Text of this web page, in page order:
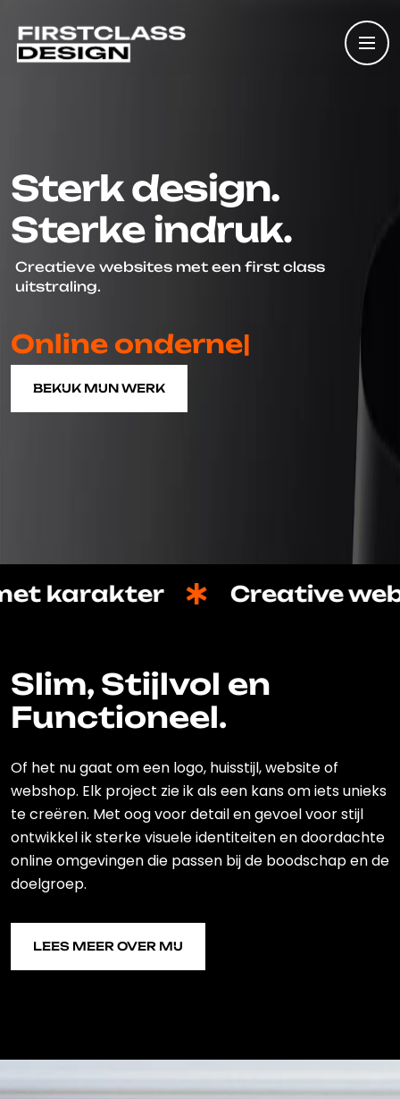
Sterk design.
Sterke indruk.
Creatieve websites met een first class
uitstraling.
Online o|
BEKIJK MIJN WERK
karakter Creative
Slim, Stijlvol en
Functioneel.
Of het nu gaat om een logo, huisstijl, website of
webshop. Elk project zie ik als een kans om iets unieks
te creëren. Met oog voor detail en gevoel voor stijl
ontwikkel ik sterke visuele identiteiten en doordachte
online omgevingen die passen bij de boodschap en de
doelgroep.
LEES MEER OVER MIJ